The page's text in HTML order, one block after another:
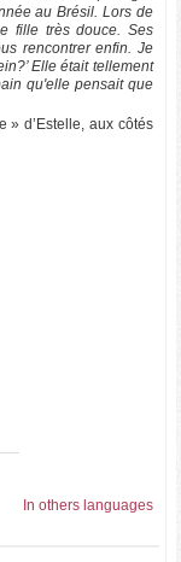
au Brésil. Lors de
fille très douce. Ses
rencontrer enfin. Je
Elle était tellement
qu'elle pensait que
» d’Estelle, aux côtés
In others languages